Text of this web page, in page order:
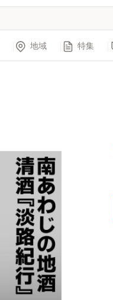
地域 特集